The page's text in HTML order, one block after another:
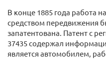
В конце 1885 года работа
средством передвижения
запатентована. Патент с
37435 содержал
является автомобилем,